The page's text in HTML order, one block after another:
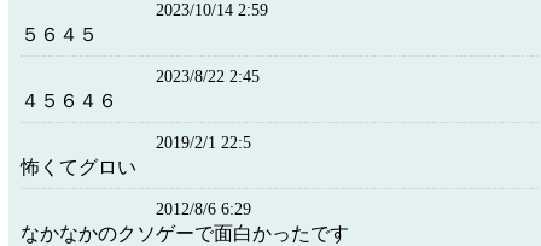
2023/10/14 2:59
５６４５
2023/8/22 2:45
４５６４６
2019/2/1 22:5
怖くてグロい
2012/8/6 6:29
なかなかのクソゲーで面白かったです